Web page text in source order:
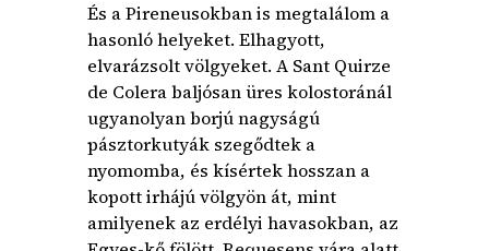
És a Pireneusokban is megtalálom a
hasonló helyeket. Elhagyott,
elvarázsolt völgyeket. A Sant Quirze
de Colera baljósan üres kolostoránál
ugyanolyan borjú nagyságú
pásztorkutyák szegődtek a
nyomomba, és kísértek hosszan a
kopott irhájú völgyön át, mint
amilyenek az erdélyi havasokban, az